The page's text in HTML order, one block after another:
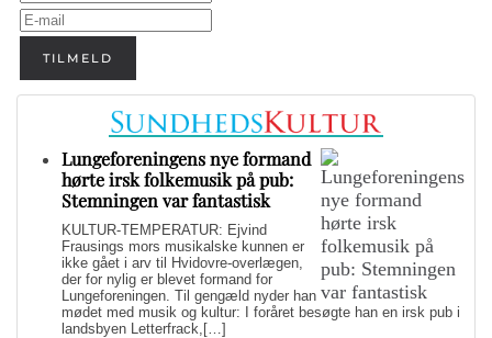
TILMELD
Lungeforeningens nye formand
hørte irsk folkemusik på pub:
Stemningen var fantastisk
KULTUR-TEMPERATUR: Ejvind
Frausings mors musikalske kunnen er
ikke gået i arv til Hvidovre-overlægen,
der for nylig er blevet formand for
Lungeforeningen. Til gengæld nyder han
mødet med musik og kultur: I foråret besøgte han en irsk pub i
landsbyen Letterfrack,[…]